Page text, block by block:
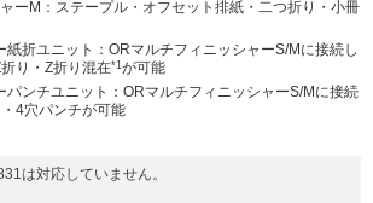
ーM：ステープル・オフセット排紙・二つ折り・小冊
紙折ユニット：ORマルチフィニッシャーS/Mに接続し
り・Z折り混在*1が可能
パンチユニット：ORマルチフィニッシャーS/Mに接続
4穴パンチが可能
は対応していません。